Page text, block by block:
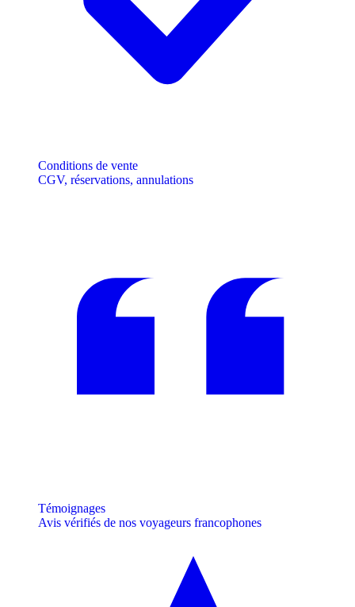
Conditions de vente
CGV, réservations, annulations
Témoignages
Avis vérifiés de nos voyageurs francophones